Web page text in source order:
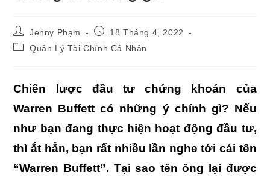
Post
author:
Jenny Phạm
Post18 Tháng 4, 2022
PostQuản Lý Tài Chính Cá Nhân
Chiến lược đầu tư chứng khoán của
Warren Buffett có những ý chính gì? Nếu
như bạn đang thực hiện hoạt động đầu tư,
thì ắt hẳn, bạn rất nhiều lần nghe tới cái tên
“Warren Buffett”. Tại sao tên ông lại được